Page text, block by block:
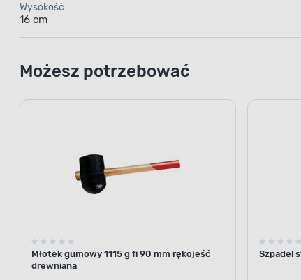
Wysokość
16 cm
Możesz potrzebować
Młotek gumowy 1115 g fi 90 mm rękojeść
drewniana
Szpadel